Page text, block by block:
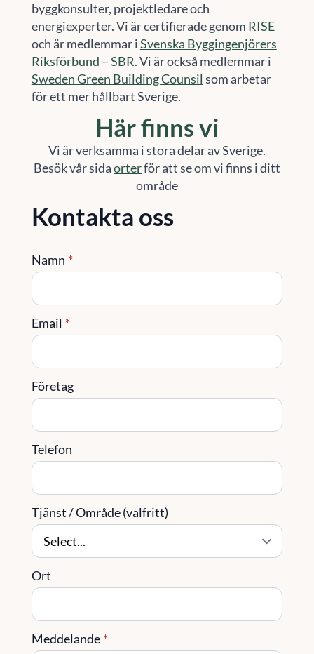
byggkonsulter, projektledare och
energiexperter. Vi är certifierade genom RISE
och är medlemmar iSvenska Byggingenjörers
Riksförbund – SBR. Vi är också medlemmar i
Sweden Green Building Counsil som arbetar
för ett mer hållbart Sverige.
Här finns vi
Vi är verksamma i stora delar av Sverige.
Besök vår sidaorterför att se om vi finns i ditt
område
Kontakta oss
Namn *
Email *
Företag
Telefon
Tjänst / Område (valfritt)
Ort
Meddelande *